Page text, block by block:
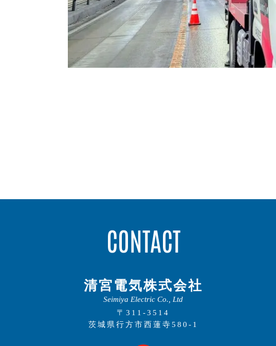
CONTACT
清宮電気株式会社
Seimiya Electric Co., Ltd
〒311-3514
茨城県行方市西蓮寺580-1